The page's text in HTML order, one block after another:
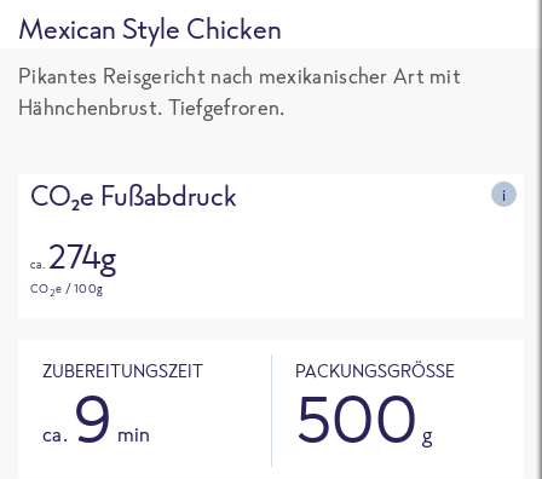
Mexican Style Chicken
Pikantes Reisgericht nach mexikanischer Art mit
Hähnchenbrust. Tiefgefroren.
ZUBEREITUNGSZEIT
ca. 9 min
PACKUNGSGRÖSSE
500 g
i
CO₂e Fußabdruck
ca. 274g
CO2e / 100g